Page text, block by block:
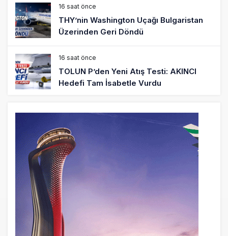
16 saat önce
THY’nin Washington Uçağı Bulgaristan
Üzerinden Geri Döndü
16 saat önce
TOLUN P’den Yeni Atış Testi: AKINCI
Hedefi Tam İsabetle Vurdu
Türkiye’nin Milli Motor Projelerinde Yeni
Dönem: TEI TEKNOLOJİ Kuruldu